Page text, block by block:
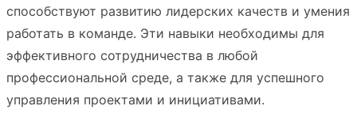
способствуют развитию лидерских качеств и умения
работать в команде. Эти навыки необходимы для
эффективного сотрудничества в любой
профессиональной среде, а также для успешного
управления проектами и инициативами.